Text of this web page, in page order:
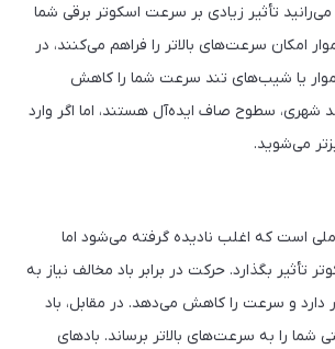
تأثیر زیادی بر سرعت اسکوتر برقی شما
امکان سرعت‌های بالاتر را فراهم می‌کنند، در
یا شیب‌های تند سرعت شما را کاهش
شهری، سطوح صاف ایده‌آل هستند، اما اگر وارد
می‌شوید.
است که اغلب نادیده گرفته می‌شود اما
تأثیر بگذارد. حرکت در برابر باد مخالف نیاز به
دارد و سرعت را کاهش می‌دهد. در مقابل، باد
شما را به سرعت‌های بالاتر برساند. بادهای